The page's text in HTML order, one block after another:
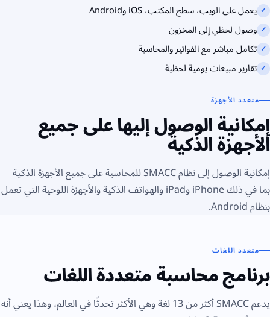
✓ يعمل على الويب، سطح المكتب، iOS وAndroid
✓ وصول لحظي إلى المخزون
✓ تكامل مباشر مع الفواتير والمحاسبة
✓ تقارير مبيعات يومية لحظية
متعدد الأجهزة
إمكانية الوصول إليها على جميع
الأجهزة الذكية
إمكانية الوصول إلى نظام SMACC للمحاسبة على جميع الأجهزة الذكية
بما في ذلك iPhone وiPad والهواتف الذكية والأجهزة اللوحية التي تعمل
بنظام Android.
متعدد اللغات
برنامج محاسبة متعددة اللغات
يدعم SMACC أكثر من 13 لغة وهي الأكثر تحدثًا في العالم، وهذا يعني أنه